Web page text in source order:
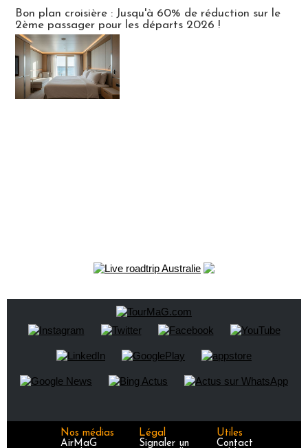
Bon plan croisière : Jusqu'à 60% de réduction sur le
2ème passager pour les départs 2026 !
Nos médias
AirMaG
Légal
Signaler un
Utiles
Contact